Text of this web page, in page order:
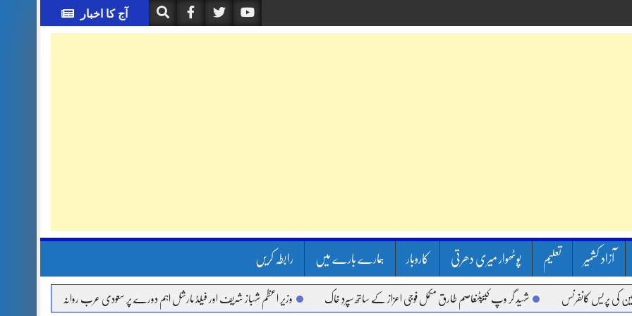
آج کا اخبار
آزاد کشمیر تعلیم پوٹھوار میری دھرتی کاروبار ہمارے بارے میں رابطہ کریں
کانفرنس شہید گر وپ کیپٹنعاصم طارق مکمل فوجی اعزاز کے ساتھ سپردِ خاک وزیر اعظم شہباز شریف اور فیلڈ مارشل اہم دورے پر سعودی عرب روانہ